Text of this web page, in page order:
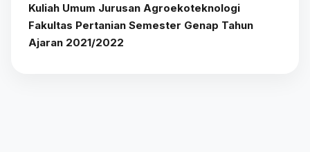
Kuliah Umum Jurusan Agroekoteknologi
Fakultas Pertanian Semester Genap Tahun
Ajaran 2021/2022